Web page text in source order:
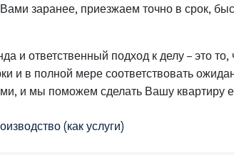
заранее, приезжаем точно в срок,
и ответственный подход к делу – это
и в полной мере соответствовать
и мы поможем сделать Вашу квартиру
(как услуги)